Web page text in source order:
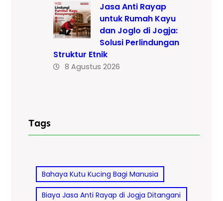
Jasa Anti Rayap
untuk Rumah Kayu
dan Joglo di Jogja:
Solusi Perlindungan
Struktur Etnik
8 Agustus 2026
Tags
Bahaya Kutu Kucing Bagi Manusia
Biaya Jasa Anti Rayap di Jogja Ditangani